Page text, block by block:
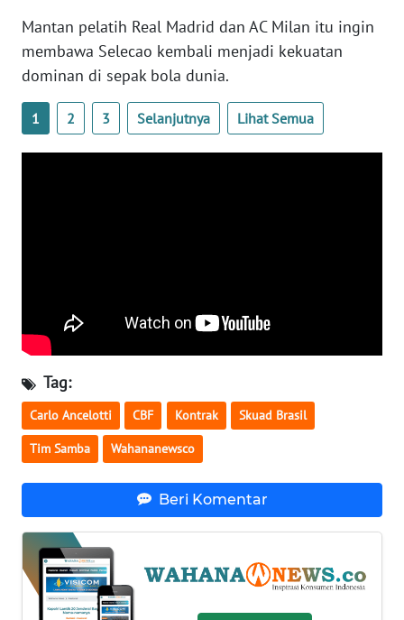
Mantan pelatih Real Madrid dan AC Milan itu ingin
membawa Selecao kembali menjadi kekuatan
dominan di sepak bola dunia.
1 2 3 Selanjutnya Lihat Semua
Tag:
Carlo Ancelotti CBF Kontrak Skuad Brasil
Tim Samba Wahananewsco
Beri Komentar
WN
BANTEN
WN
NTT
WN
BARAT
WN
RIAU
WN
SERAMBI
WN
SULTRA